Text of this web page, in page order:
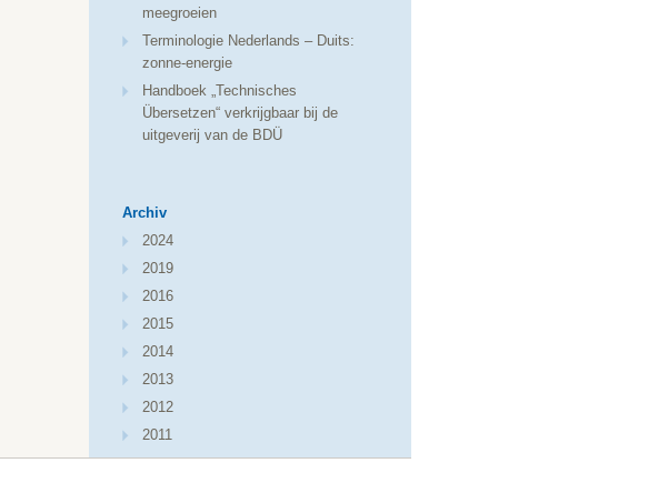
meegroeien
Terminologie Nederlands – Duits:
zonne-energie
Handboek „Technisches
Übersetzen“ verkrijgbaar bij de
uitgeverij van de BDÜ
Archiv
2024
2019
2016
2015
2014
2013
2012
2011